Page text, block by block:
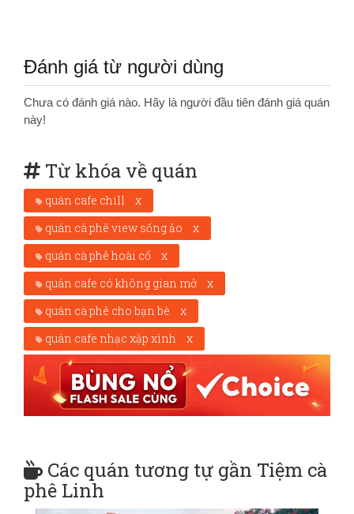
Đánh giá từ người dùng
Chưa có đánh giá nào. Hãy là người đầu tiên đánh giá quán
này!
Từ khóa về quán
quán cafe chill
x
quán cà phê view sống ảo
x
quán cà phê hoài cổ
x
quán cafe có không gian mở
x
quán cà phê cho bạn bè
x
quán cafe nhạc xập xình
x
Các quán tương tự gần Tiệm cà
phê Linh